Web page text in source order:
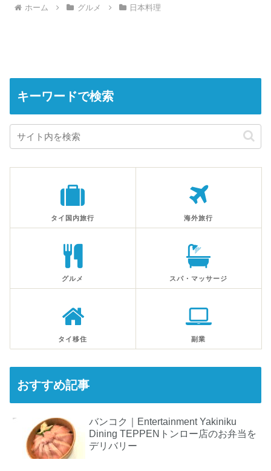
ホーム グルメ 日本料理
キーワードで検索
タイ国内旅行 海外旅行
グルメ スパ・マッサージ
タイ移住 副業
おすすめ記事
バンコク｜Entertainment Yakiniku
Dining TEPPENトンロー店のお弁当を
デリバリー